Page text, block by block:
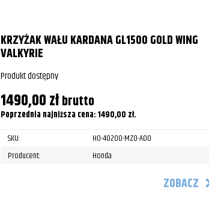
KRZYŻAK WAŁU KARDANA GL1500 GOLD WING
VALKYRIE
Produkt dostępny
1490,00złbrutto
Poprzednia najniższa cena:1490,00 zł.
SKU:
HO-40200-MZ0-A00
Producent:
Honda
ZOBACZ